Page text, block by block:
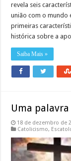
revela seis
união com o mundo
primeiras
histórica sobre a
Saiba Mais »
Uma
18 de dezembro de
Catolicismo,